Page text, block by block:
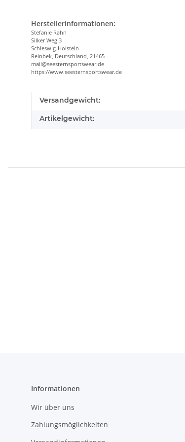
Herstellerinformationen:
Stefanie Rahn
Silker Weg 3
Schleswig-Holstein
Reinbek, Deutschland, 21465
mail@seesternsportswear.de
https://www.seesternsportswear.de
Versandgewicht:
Artikelgewicht:
Informationen
Wir über uns
Zahlungsmöglichkeiten